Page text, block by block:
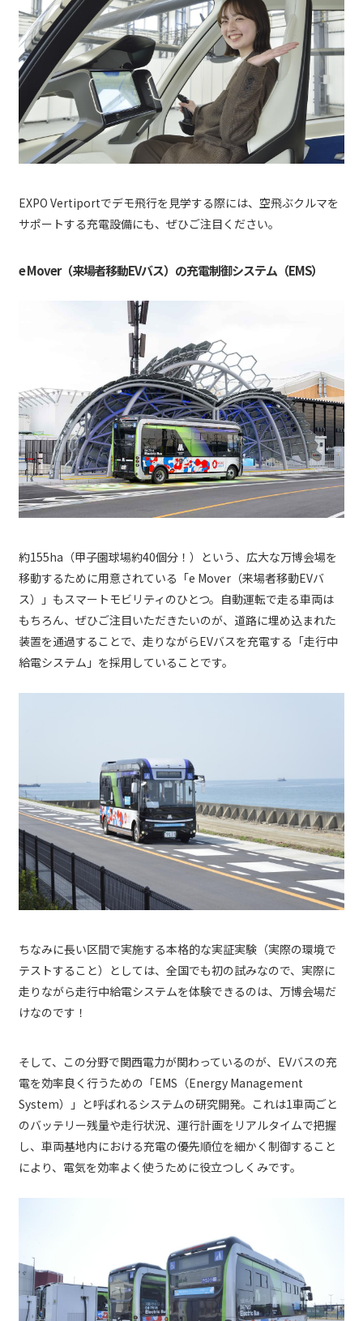
EXPO Vertiportでデモ飛行を見学する際には、空飛ぶクルマを
サポートする充電設備にも、ぜひご注目ください。
e Mover（来場者移動EVバス）の充電制御システム（EMS）
約155ha（甲子園球場約40個分！）という、広大な万博会場を
移動するために用意されている「e Mover（来場者移動EVバ
ス）」もスマートモビリティのひとつ。自動運転で走る車両は
もちろん、ぜひご注目いただきたいのが、道路に埋め込まれた
装置を通過することで、走りながらEVバスを充電する「走行中
給電システム」を採用していることです。
ちなみに長い区間で実施する本格的な実証実験（実際の環境で
テストすること）としては、全国でも初の試みなので、実際に
走りながら走行中給電システムを体験できるのは、万博会場だ
けなのです！
そして、この分野で関西電力が関わっているのが、EVバスの充
電を効率良く行うための「EMS（Energy Management
System）」と呼ばれるシステムの研究開発。これは1車両ごと
のバッテリー残量や走行状況、運行計画をリアルタイムで把握
し、車両基地内における充電の優先順位を細かく制御すること
により、電気を効率よく使うために役立つしくみです。